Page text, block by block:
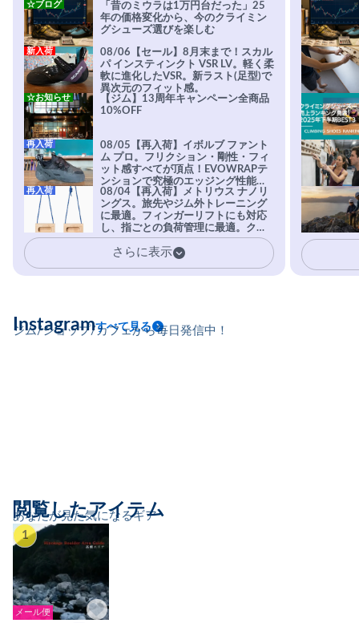
「昔のミウラは1万円台だった」25
年の価格変化から、今のクライミン
グシューズ選びを楽しむ
☆ブログ
08/06【セール】8月末まで！スカル
パ インスティンクト VSR LV。軽く柔
軟に進化したVSR。新ラスト(足型)で
異次元のフィット感。
新入荷
【ジム】13周年キャンペーン全商品
10%OFF
☆お知らせ
08/05【再入荷】イボルブ ファント
ム プロ。フリクション・剛性・フィ
ット感すべてが頂点！EVOWRAPテ
ンションで究極のエッジング性能を
実現。進化系ラバーEvo-74はTRAX
を凌駕する粘着力で極小ホールドに
安心感。
再入荷
08/04【再入荷】メトリウス ナノリ
ングス。旅先やジム外トレーニング
に最適。フィンガーリフトにも対応
し、指ごとの負荷管理に最適。クラ
イマーの指を本気で鍛えるギア。
再入荷
さらに表示
ジム/ショップ/カフェから毎日発信中！
Instagramすべて見る
あなたが見た気になるギア
閲覧したアイテム
1
メール便